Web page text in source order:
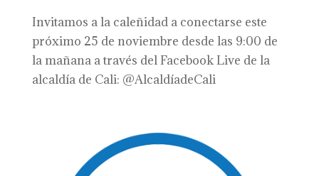
Invitamos a la caleñidad a conectarse este
próximo 25 de noviembre desde las 9:00 de
la mañana a través del Facebook Live de la
alcaldía de Cali: @AlcaldíadeCali